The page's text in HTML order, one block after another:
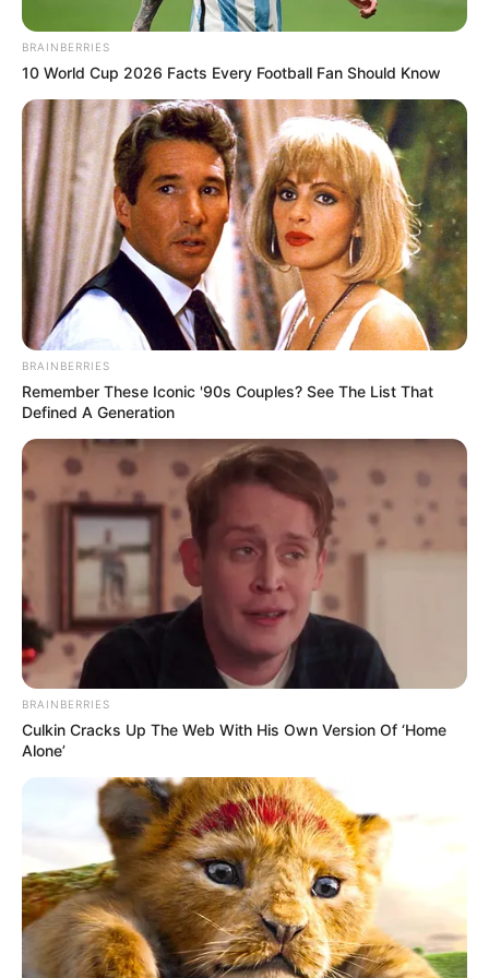
luego que una camioneta embistiera varias motocicletas
Consecuencia de ello,
aproximadamente 70.000
estudiantes de las instituciones educativas oficiales en
Bucaramanga no asistirán a clases este lunes.Sin
embargo, se espera que regresen a la normalidad el
martes 9 de septiembre, cuando se reanuden las
actividades académicas.
La funcionaria municipal recordó que esta no es la
primera jornada de bienestar; a principios de año, se
realizó un primer encuentro con todos los docentes y
directivos, con el objetivo de darles la bienvenida y
fomentar un ambiente positivo en el aula.
Este tipo de iniciativas son fundamentales para el
desarrollo profesional de los maestros, ya que buscan
ofrecerles herramientas y motivación que impacten
positivamente en su labor educativa.
Lea También:Tragedia en Santander: cinco personas
murieron tras ser arrastradas por la creciente de una
BRAINBERRIES
10 World Cup 2026 Facts Every Football Fan Should Know
BRAINBERRIES
Remember These Iconic '90s Couples? See The List That
Defined A Generation
BRAINBERRIES
Culkin Cracks Up The Web With His Own Version Of ‘Home
Alone’